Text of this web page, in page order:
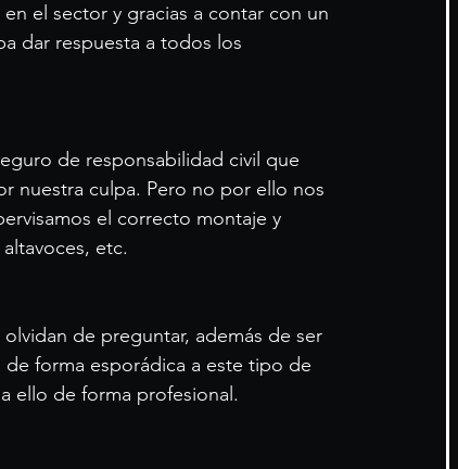
el sector y gracias a contar con un
dar respuesta a todos los
de responsabilidad civil que
nuestra culpa. Pero no por ello nos
el correcto montaje y
etc.
de preguntar, además de ser
forma esporádica a este tipo de
ello de forma profesional.